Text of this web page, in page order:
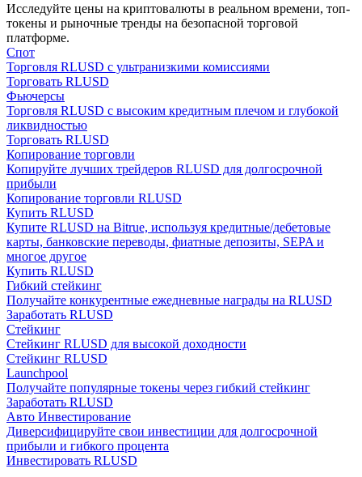
Сервис заимствований, обеспеченных криптовалютой
Авто Инвест
Получите долгосрочную прибыль и гибкие проценты
Изучите стейкинг
Узнайте о пассивном доходе
Исследуйте цены на криптовалюты в реальном времени, топ-
токены и рыночные тренды на безопасной торговой
платформе.
Спот
Торговля RLUSD с ультранизкими комиссиями
Торговать RLUSD
Фьючерсы
Торговля RLUSD с высоким кредитным плечом и глубокой
ликвидностью
Торговать RLUSD
Копирование торговли
Копируйте лучших трейдеров RLUSD для долгосрочной
прибыли
Копирование торговли RLUSD
Купить RLUSD
Купите RLUSD на Bitrue, используя кредитные/дебетовые
карты, банковские переводы, фиатные депозиты, SEPA и
многое другое
Купить RLUSD
Гибкий стейкинг
Получайте конкурентные ежедневные награды на RLUSD
Заработать RLUSD
Стейкинг
Стейкинг RLUSD для высокой доходности
Стейкинг RLUSD
Launchpool
Получайте популярные токены через гибкий стейкинг
Заработать RLUSD
Авто Инвестирование
Диверсифицируйте свои инвестиции для долгосрочной
прибыли и гибкого процента
Инвестировать RLUSD